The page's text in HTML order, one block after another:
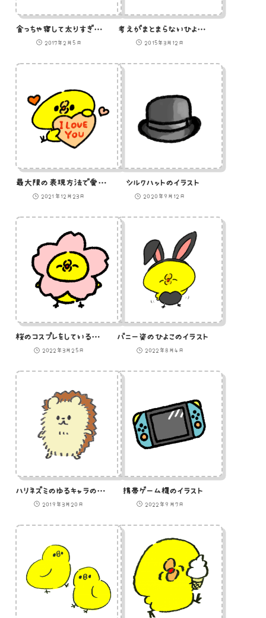
食っちゃ寝して太りすぎたひよこのイラスト
2017年2月5日
考えがまとまらないひよこのイラスト
2015年3月12日
最大限の表現方法で愛を伝えるひよこ（GIFアニメ）
2021年12月23日
シルクハットのイラスト
2020年9月12日
桜のコスプレをしているひよこのイラスト
2022年3月25日
バニー姿のひよこのイラスト
2022年8月4日
ハリネズミのゆるキャラのイラスト
2019年3月20日
携帯ゲーム機のイラスト
2022年9月7日